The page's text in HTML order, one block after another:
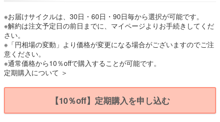
※お届けサイクルは、30日・60日・90日毎から選択が可能です。
※解約は注文予定日の前日までに、マイページよりお手続きしてくだ
さい。
※「円相場の変動」より価格が変更になる場合がございますのでご注
意ください。
※通常価格から10％offで購入することが可能です。
定期購入について ＞
【10％off】定期購入を申し込む